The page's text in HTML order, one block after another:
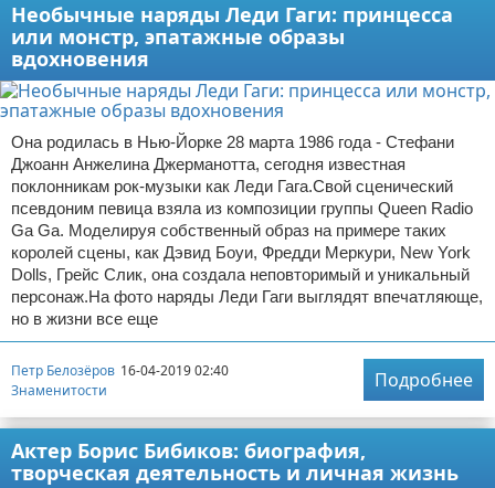
Необычные наряды Леди Гаги: принцесса
или монстр, эпатажные образы
вдохновения
Она родилась в Нью-Йорке 28 марта 1986 года - Стефани
Джоанн Анжелина Джерманотта, сегодня известная
поклонникам рок-музыки как Леди Гага.Свой сценический
псевдоним певица взяла из композиции группы Queen Radio
Ga Ga. Моделируя собственный образ на примере таких
королей сцены, как Дэвид Боуи, Фредди Меркури, New York
Dolls, Грейс Слик, она создала неповторимый и уникальный
персонаж.На фото наряды Леди Гаги выглядят впечатляюще,
но в жизни все еще
Петр Белозёров 16-04-2019 02:40
Знаменитости
Подробнее
Актер Борис Бибиков: биография,
творческая деятельность и личная жизнь